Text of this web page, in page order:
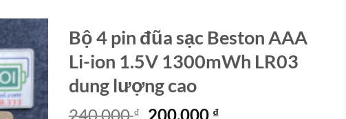
Bộ 4 pin đũa sạc Beston AAA
Li-ion 1.5V 1300mWh LR03
dung lượng cao
240.000₫
Giá
200.000 ₫Giá